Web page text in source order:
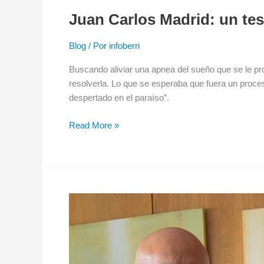
Juan Carlos Madrid: un
Blog / Por infoberri
Buscando aliviar una apnea del sueño que se le
resolverla. Lo que se esperaba que fuera un
despertado en el paraíso”.
Read More »
con